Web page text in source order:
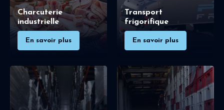
Charcuterie
industrielle
En savoir plus
Transport
frigorifique
En savoir plus